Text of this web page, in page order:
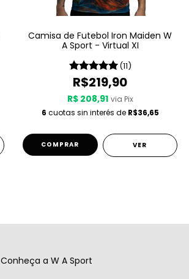
Camisa de Futebol Iron Maiden W
A Sport - Virtual XI
(11)
R$219,90
R$ 208,91 via Pix
6 cuotas sin interés de R$36,65
COMPRAR VER
Conheça a W A Sport